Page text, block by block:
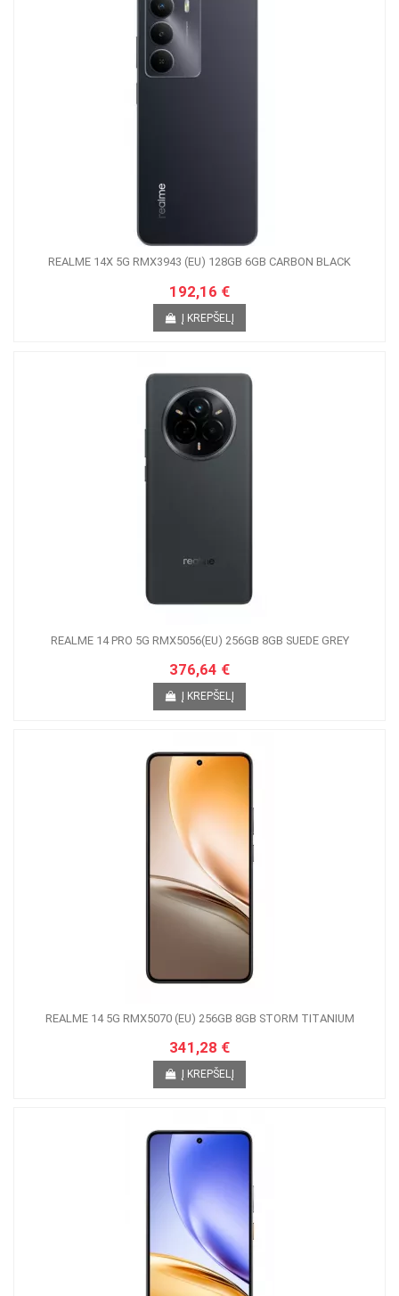
REALME 14X 5G RMX3943 (EU) 128GB 6GB CARBON BLACK
192,16 €
Į KREPŠELĮ
REALME 14 PRO 5G RMX5056(EU) 256GB 8GB SUEDE GREY
376,64 €
Į KREPŠELĮ
REALME 14 5G RMX5070 (EU) 256GB 8GB STORM TITANIUM
341,28 €
Į KREPŠELĮ